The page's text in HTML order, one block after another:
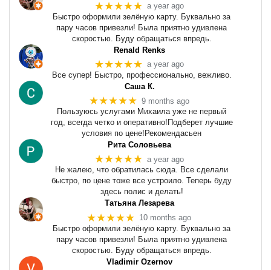
★★★★★ a year ago
Быстро оформили зелёную карту. Буквально за
пару часов привезли! Была приятно удивлена
скоростью. Буду обращаться впредь.
Renald Renks
★★★★★ a year ago
Все супер! Быстро, профессионально, вежливо.
Саша К.
★★★★★ 9 months ago
Пользуюсь услугами Михаила уже не первый
год, всегда четко и оперативно!Подберет лучшие
условия по цене!Рекомендасьен
Рита Соловьева
★★★★★ a year ago
Не жалею, что обратилась сюда. Все сделали
быстро, по цене тоже все устроило. Теперь буду
здесь полис и делать!
Татьяна Лезарева
★★★★★ 10 months ago
Быстро оформили зелёную карту. Буквально за
пару часов привезли! Была приятно удивлена
скоростью. Буду обращаться впредь.
Vladimir Ozernov